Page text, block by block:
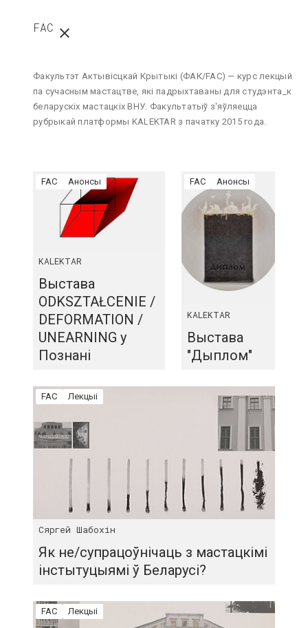
FAC
Факультэт Актывісцкай Крытыкі (ФАК/FAC) — курс лекцый
па сучасным мастацтве, які падрыхтаваны для студэнта_к
беларускіх мастацкіх ВНУ. Факультатыў з'яўляецца
рубрыкай платформы KALEKTAR з пачатку 2015 года.
FAC Анонсы
KALEKTAR
Выстава
ODKSZTAŁCENIE /
DEFORMATION /
UNEARNING у
Познані
FAC Лекцыі
Сяргей Шабохін
Як не/супрацоўнічаць з мастацкімі
інстытуцыямі ў Беларусі?
FAC Анонсы
KALEKTAR
Выстава
"Дыплом"
FAC Лекцыі